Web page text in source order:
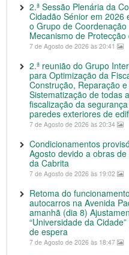
2.ª Sessão Plenária da
Cidadão Sénior em 2026
o Grupo de
Mecanismo de
7 de Agosto de 2026 às 20:41
2.ª reunião do Grupo
para Optimização da
Construção, Reparação
Sistematização de todas
fiscalização da
paredes exteriores de
7 de Agosto de 2026 às 20:34
Condicionamentos
Agosto devido a obras
da Cabrita
7 de Agosto de 2026 às 19:02
Retoma do
autocarros na Avenida
amanhã (dia 8)
“Universidade da
de espera
7 de Agosto de 2026 às 18:47